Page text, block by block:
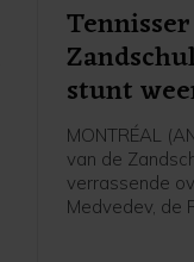
stunt
MONTRÉAL
van de
verrassende
Medvedev, de